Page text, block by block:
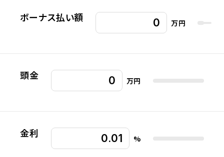
ボーナス払い額 万円
頭金 万円
金利 %